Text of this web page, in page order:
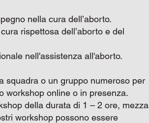
nella cura dell’aborto.
rispettosa dell’aborto e del
nell'assistenza all'aborto.
squadra o un gruppo numeroso per
workshop online o in presenza.
della durata di 1 – 2 ore, mezza
workshop possono essere